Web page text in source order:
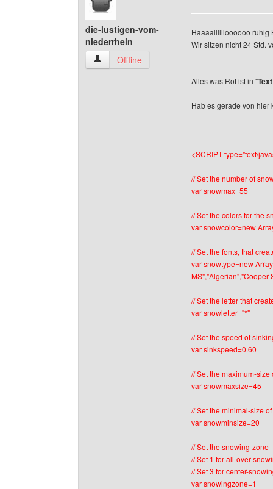
die-lustigen-vom-
niederrhein
die-lustigen-vom-niederrhein Benutzer-Profile
Offline
Haaaalllllloooooo ruhig
Wir sitzen nicht 24 Std.
Alles was Rot ist in "
Hab es gerade von
<SCRIPT type="text/
// Set the number of
var snowmax=55
// Set the colors for the
var snowcolor=new
// Set the fonts, that
var snowtype=new
MS","Algerian","Cooper
// Set the letter that
var snowletter="*"
// Set the speed of
var sinkspeed=0.60
// Set the maximum-
var snowmaxsize=45
// Set the minimal-size
var snowminsize=20
// Set the snowing-zone
// Set 1 for all-over-
// Set 3 for center-
var snowingzone=1